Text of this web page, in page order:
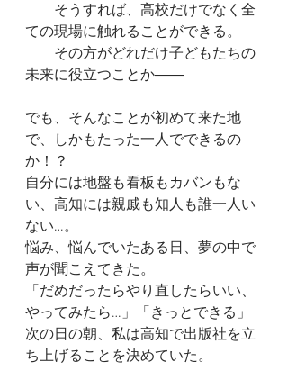
そうすれば、高校だけでなく全
ての現場に触れることができる。
その方がどれだけ子どもたちの
未来に役立つことか――
でも、そんなことが初めて来た地
で、しかもたった一人でできるの
か！？
自分には地盤も看板もカバンもな
い、高知には親戚も知人も誰一人い
ない…。
悩み、悩んでいたある日、夢の中で
声が聞こえてきた。
「だめだったらやり直したらいい、
やってみたら…」「きっとできる」
次の日の朝、私は高知で出版社を立
ち上げることを決めていた。